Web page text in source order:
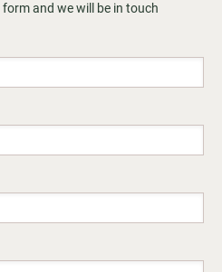
and we will be in touch